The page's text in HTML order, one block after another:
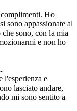
Ho
sono appassionate al
sono, con la mia
e non ho
l'esperienza e
lasciato andare,
mi sono sentito a